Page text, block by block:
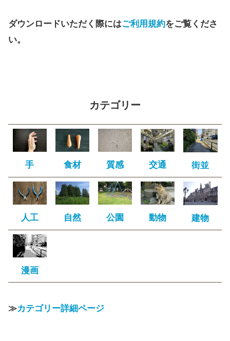
ダウンロードいただく際にはご利用規約をご覧くださ
い。
カテゴリー
手 食材 質感 交通 街並
人工 自然 公園 動物 建物
漫画
≫カテゴリー詳細ページ